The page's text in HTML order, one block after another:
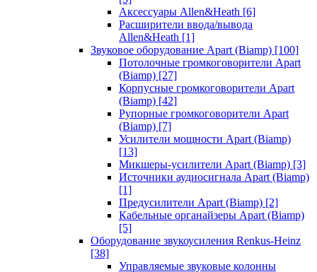
Аксессуары Allen&Heath [6]
Расширители ввода/вывода
Allen&Heath [1]
Звуковое оборудование Apart (Biamp) [100]
Потолочные громкоговорители Apart
(Biamp) [27]
Корпусные громкоговорители Apart
(Biamp) [42]
Рупорные громкоговорители Apart
(Biamp) [7]
Усилители мощности Apart (Biamp)
[13]
Микшеры-усилители Apart (Biamp) [3]
Источники аудиосигнала Apart (Biamp)
[1]
Предусилители Apart (Biamp) [2]
Кабельные органайзеры Apart (Biamp)
[5]
Оборудование звукоусиления Renkus-Heinz
[38]
Управляемые звуковые колонны